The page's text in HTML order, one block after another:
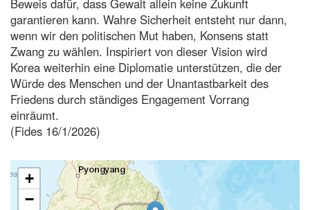
Beweis dafür, dass Gewalt allein keine Zukunft
garantieren kann. Wahre Sicherheit entsteht nur dann,
wenn wir den politischen Mut haben, Konsens statt
Zwang zu wählen. Inspiriert von dieser Vision wird
Korea weiterhin eine Diplomatie unterstützen, die der
Würde des Menschen und der Unantastbarkeit des
Friedens durch ständiges Engagement Vorrang
einräumt.
(Fides 16/1/2026)
+
−